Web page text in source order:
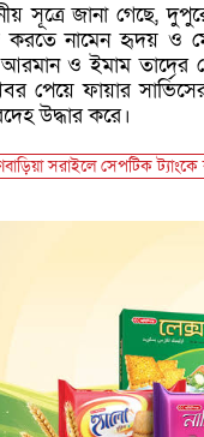
সূত্রে জানা গেছে,
করতে নামেন হৃদয় ও
ও ইমাম তাদের
পেয়ে ফায়ার
উদ্ধার করে।
সরাইলে সেপটিক